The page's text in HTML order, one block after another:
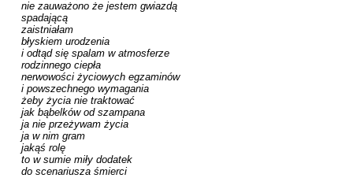
nie zauważono że jestem gwiazdą
spadającą
zaistniałam
błyskiem urodzenia
i odtąd się spalam w atmosferze
rodzinnego ciepła
nerwowości życiowych egzaminów
i powszechnego wymagania
żeby życia nie traktować
jak bąbelków od szampana
ja nie przeżywam życia
ja w nim gram
jakąś rolę
to w sumie miły dodatek
do scenariusza śmierci